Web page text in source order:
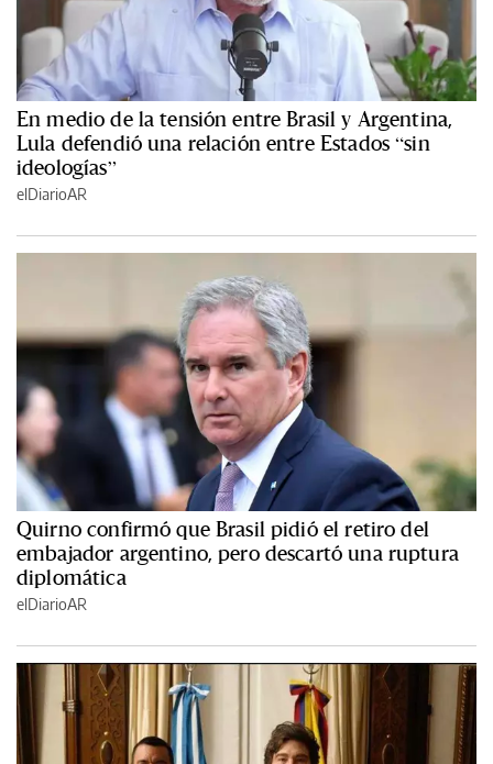
En medio de la tensión entre Brasil y Argentina,
Lula defendió una relación entre Estados “sin
ideologías”
elDiarioAR
Quirno confirmó que Brasil pidió el retiro del
embajador argentino, pero descartó una ruptura
diplomática
elDiarioAR